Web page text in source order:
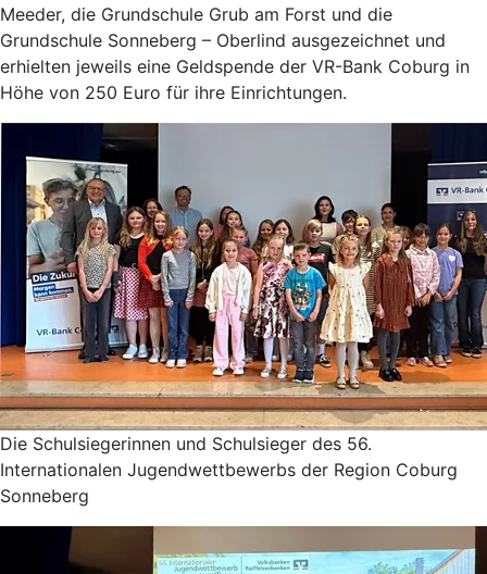
Meeder, die Grundschule Grub am Forst und die
Grundschule Sonneberg – Oberlind ausgezeichnet und
erhielten jeweils eine Geldspende der VR-Bank Coburg in
Höhe von 250 Euro für ihre Einrichtungen.
Die Schulsiegerinnen und Schulsieger des 56.
Internationalen Jugendwettbewerbs der Region Coburg
Sonneberg